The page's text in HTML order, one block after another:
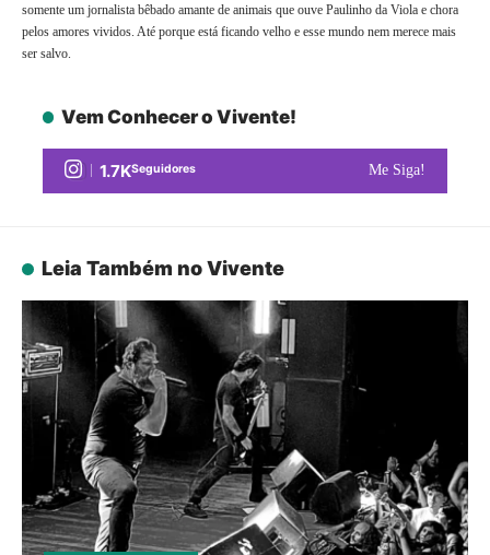
somente um jornalista bêbado amante de animais que ouve Paulinho da Viola e chora
pelos amores vividos. Até porque está ficando velho e esse mundo nem merece mais
ser salvo.
Vem Conhecer o Vivente!
1.7KSeguidores Me Siga!
Leia Também no Vivente